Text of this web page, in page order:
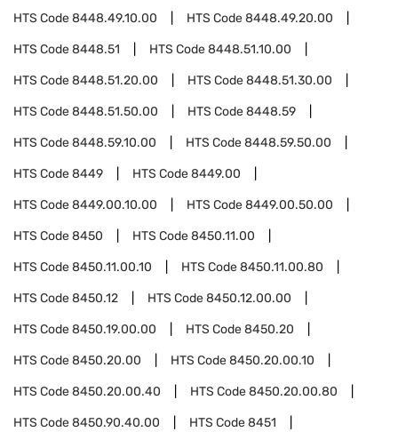
HTS Code8448.49.10.00 HTS Code8448.49.20.00
HTS Code8448.51 HTS Code8448.51.10.00
HTS Code8448.51.20.00 HTS Code8448.51.30.00
HTS Code8448.51.50.00 HTS Code8448.59
HTS Code8448.59.10.00 HTS Code8448.59.50.00
HTS Code8449 HTS Code8449.00
HTS Code8449.00.10.00 HTS Code8449.00.50.00
HTS Code8450 HTS Code8450.11.00
HTS Code8450.11.00.10 HTS Code8450.11.00.80
HTS Code8450.12 HTS Code8450.12.00.00
HTS Code8450.19.00.00 HTS Code8450.20
HTS Code8450.20.00 HTS Code8450.20.00.10
HTS Code8450.20.00.40 HTS Code8450.20.00.80
HTS Code8450.90.40.00 HTS Code8451